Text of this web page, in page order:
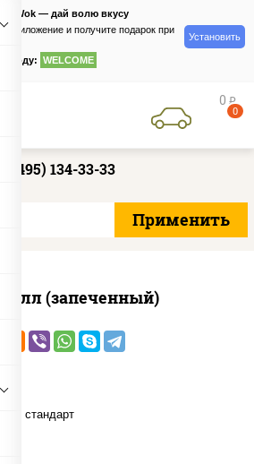
— дай волю вкусу
приложение и получите подарок при
WELCOME
Установить
0 руб
0
+7 (495) 134-33-33
ролл (запеченный)